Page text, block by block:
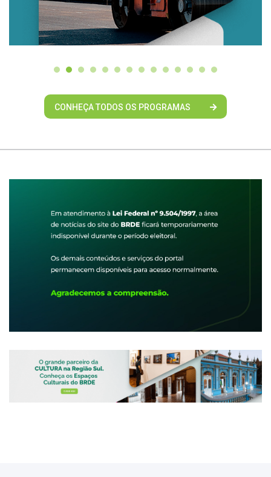
CONHEÇA TODOS OS PROGRAMAS